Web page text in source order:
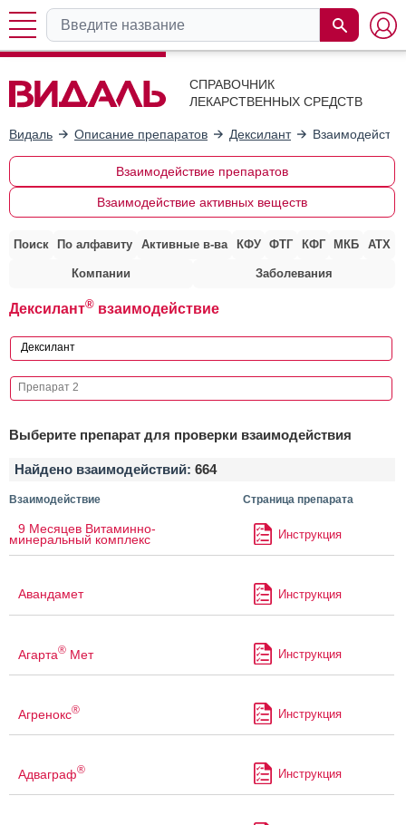
СПРАВОЧНИК
ЛЕКАРСТВЕННЫХ СРЕДСТВ
Видаль Описание препаратов Дексилант
Взаимодействие препаратов
Взаимодействие активных веществ
Поиск По алфавиту Активные в-ва КФУ ФТГ КФГ МКБ АТХ
Компании Заболевания
Дексилант® взаимодействие
Выберите препарат для проверки взаимодействия
Найдено взаимодействий: 664
Взаимодействие Страница препарата
9 Месяцев Витаминно-
минеральный комплекс Инструкция
Авандамет Инструкция
Агарта® Мет Инструкция
Агренокс® Инструкция
Адваграф® Инструкция